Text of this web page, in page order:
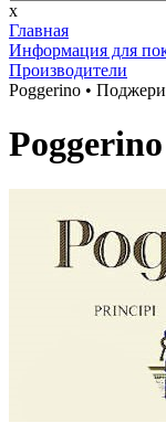
x
Главная
Информация для
Производители
Poggerino •